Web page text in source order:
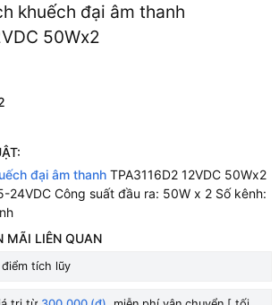
khuếch đại âm thanh
50Wx2
đại âm thanh TPA3116D2 12VDC 50Wx2
24VDC Công suất đầu ra: 50W x 2 Số kênh:
MÃI LIÊN QUAN
điểm tích lũy